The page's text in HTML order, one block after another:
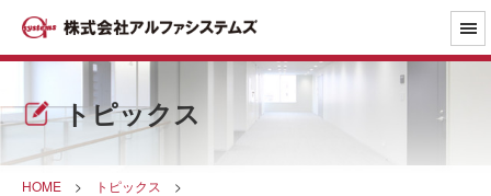
トピックス
HOME > トピックス
>